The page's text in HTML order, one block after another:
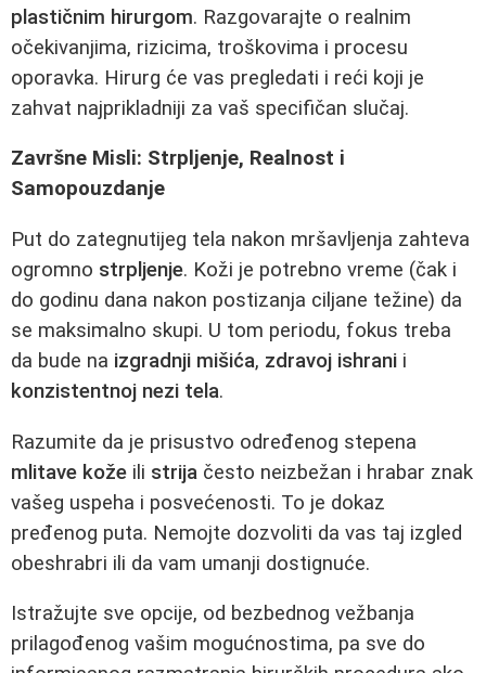
plastičnim hirurgom. Razgovarajte o realnim
očekivanjima, rizicima, troškovima i procesu
oporavka. Hirurg će vas pregledati i reći koji je
zahvat najprikladniji za vaš specifičan slučaj.
Završne Misli: Strpljenje, Realnost i
Samopouzdanje
Put do zategnutijeg tela nakon mršavljenja zahteva
ogromno strpljenje. Koži je potrebno vreme (čak i
do godinu dana nakon postizanja ciljane težine) da
se maksimalno skupi. U tom periodu, fokus treba
da bude na izgradnji mišića, zdravoj ishrani i
konzistentnoj nezi tela.
Razumite da je prisustvo određenog stepena
mlitave kože ili strija često neizbežan i hrabar znak
vašeg uspeha i posvećenosti. To je dokaz
pređenog puta. Nemojte dozvoliti da vas taj izgled
obeshrabri ili da vam umanji dostignuće.
Istražujte sve opcije, od bezbednog vežbanja
prilagođenog vašim mogućnostima, pa sve do